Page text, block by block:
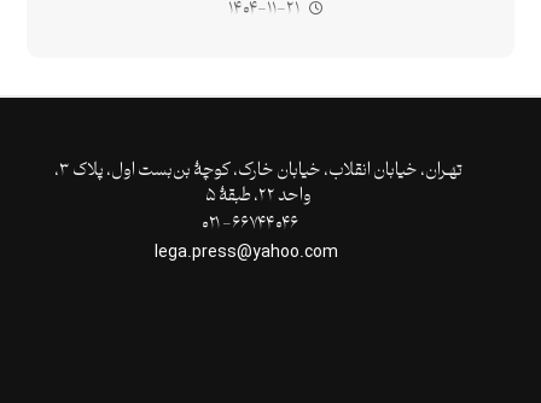
۱۴۰۴-۱۱-۲۱
تهـران،‌ خیابان انقلاب، خیابان خارک، کوچۀ بن‌بست اول، پلاک ۳،
واحد ۲۲، طبقۀ ۵